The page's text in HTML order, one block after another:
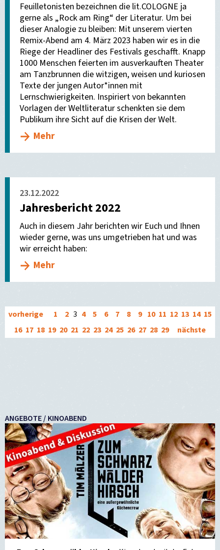
Feuilletonisten bezeichnen die lit.COLOGNE ja
gerne als „Rock am Ring“ der Literatur. Um bei
dieser Analogie zu bleiben: Mit unserem vierten
Remix-Abend am 4. März 2023 haben wir es in die
Riege der Headliner des Festivals geschafft. Knapp
1000 Menschen feierten im ausverkauften Theater
am Tanzbrunnen die witzigen, weisen und kuriosen
Texte der jungen Autor*innen mit
Lernschwierigkeiten. Inspiriert von bekannten
Vorlagen der Weltliteratur schenkten sie dem
Publikum ihre Sicht auf die Krisen der Welt.
Mehr
23.12.2022
Jahresbericht 2022
Auch in diesem Jahr berichten wir Euch und Ihnen
wieder gerne, was uns umgetrieben hat und was
wir erreicht haben:
Mehr
vorherige 1 2 3 4 5 6 7 8 9 10 11 12 13 14 15
16 17 18 19 20 21 22 23 24 25 26 27 28 29 nächste
ANGEBOTE / KINOABEND